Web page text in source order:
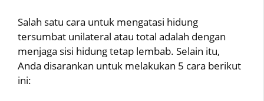
Salah satu cara untuk mengatasi hidung
tersumbat unilateral atau total adalah dengan
menjaga sisi hidung tetap lembab. Selain itu,
Anda disarankan untuk melakukan 5 cara berikut
ini: